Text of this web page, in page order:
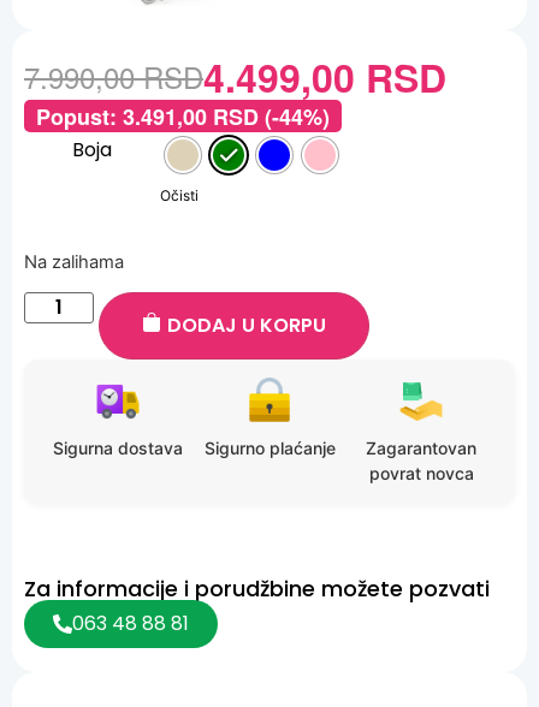
7.990,00RSD4.499,00 RSD
Popust: 3.491,00 RSD(-44%)
Boja
Očisti
Na zalihama
DODAJ U KORPU
Sigurna dostava Sigurno plaćanje
Zagarantovan
povrat novca
Za informacije i porudžbine možete pozvati
063 48 88 81